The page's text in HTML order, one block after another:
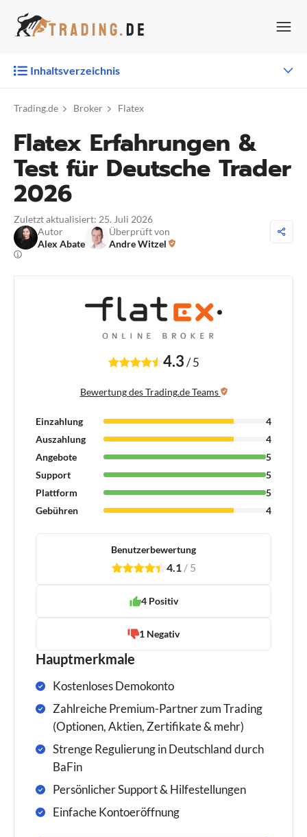
Inhalt
Inhaltsverzeichnis
Trading.de Broker Flatex
Flatex Erfahrungen &
Test für Deutsche Trader
2026
Zuletzt aktualisiert: 25. Juli 2026
Autor
Alex Abate
Überprüft von
Andre Witzel
4.3/ 5
Bewertung des Trading.de Teams
Einzahlung
4
Auszahlung
4
Angebote
5
Support
5
Plattform
5
Gebühren
4
Benutzerbewertung
1 2 3 4 5 4.1 / 5
4 Positiv
1 Negativ
Hauptmerkmale
Kostenloses Demokonto
Zahlreiche Premium-Partner zum Trading
(Optionen, Aktien, Zertifikate & mehr)
Strenge Regulierung in Deutschland durch
BaFin
Persönlicher Support & Hilfestellungen
Einfache Kontoeröffnung